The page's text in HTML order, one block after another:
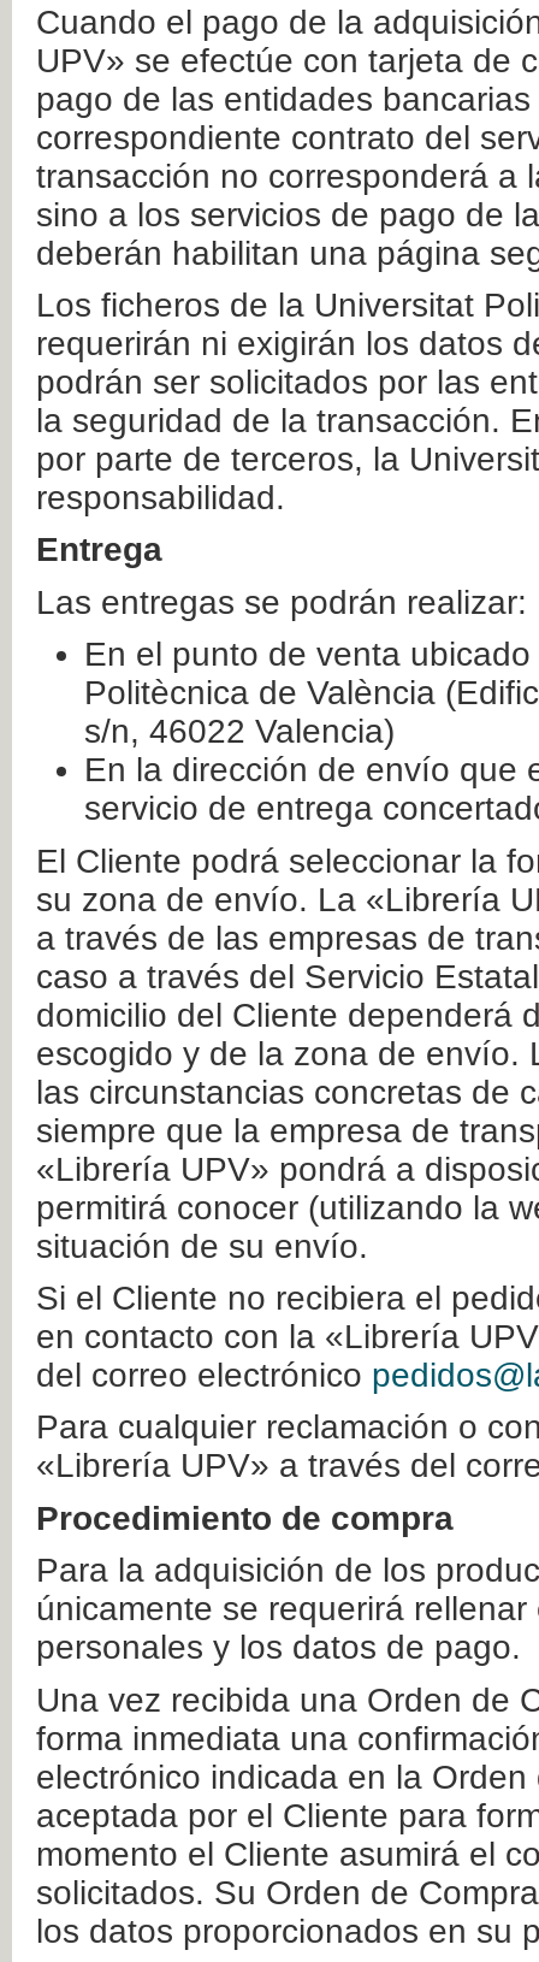
Cuando el pago de la
UPV» se efectúe con tarjeta de
pago de las entidades
correspondiente contrato del
transacción no corresponderá a
sino a los servicios de pago de
deberán habilitan una página
Los ficheros de la Universitat
requerirán ni exigirán los datos
podrán ser solicitados por las
la seguridad de la transacción.
por parte de terceros, la
responsabilidad.
Entrega
Las entregas se podrán realizar:
En el punto de venta
Politècnica de València
s/n, 46022 Valencia)
En la dirección de envío que
servicio de entrega
El Cliente podrá seleccionar la
su zona de envío. La «Librería
a través de las empresas de
caso a través del Servicio
domicilio del Cliente dependerá
escogido y de la zona de envío.
las circunstancias concretas de
siempre que la empresa de
«Librería UPV» pondrá a
permitirá conocer (utilizando la
situación de su envío.
Si el Cliente no recibiera el
en contacto con la «Librería
del correo electrónico
Para cualquier reclamación o
«Librería UPV» a través del
Procedimiento de compra
Para la adquisición de los
únicamente se requerirá
personales y los datos de pago.
Una vez recibida una Orden de
forma inmediata una
electrónico indicada en la
aceptada por el Cliente para
momento el Cliente asumirá el
solicitados. Su Orden de
los datos proporcionados en su